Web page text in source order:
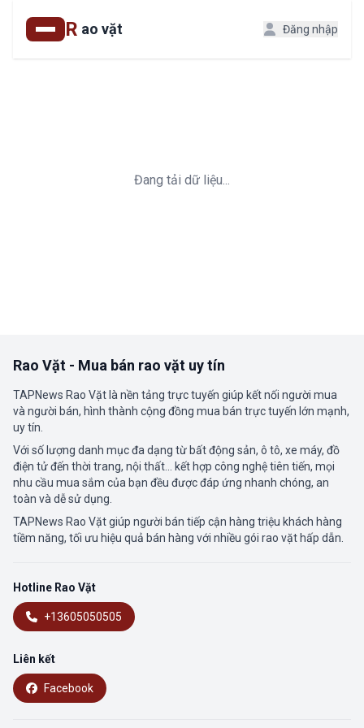
R ao vặt Đăng nhập
Đang tải dữ liệu...
Rao Vặt - Mua bán rao vặt uy tín
TAPNews Rao Vặt là nền tảng trực tuyến giúp kết nối người mua
và người bán, hình thành cộng đồng mua bán trực tuyến lớn mạnh,
uy tín.
Với số lượng danh mục đa dạng từ bất động sản, ô tô, xe máy, đồ
điện tử đến thời trang, nội thất... kết hợp công nghệ tiên tiến, mọi
nhu cầu mua sắm của bạn đều được đáp ứng nhanh chóng, an
toàn và dễ sử dụng.
TAPNews Rao Vặt giúp người bán tiếp cận hàng triệu khách hàng
tiềm năng, tối ưu hiệu quả bán hàng với nhiều gói rao vặt hấp dẫn.
Hotline Rao Vặt
+13605050505
Liên kết
Facebook